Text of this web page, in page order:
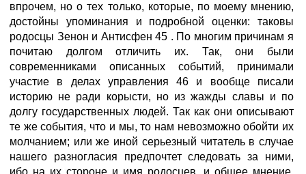
впрочем, но о тех только, которые, по моему мнению,
достойны упоминания и подробной оценки: таковы
родосцы Зенон и Антисфен 45 . По многим причинам я
почитаю долгом отличить их. Так, они были
современниками описанных событий, принимали
участие в делах управления 46 и вообще писали
историю не ради корысти, но из жажды славы и по
долгу государственных людей. Так как они описывают
те же события, что и мы, то нам невозможно обойти их
молчанием; или же иной серьезный читатель в случае
нашего разногласия предпочтет следовать за ними,
ибо на их стороне и имя родосцев, и общее мнение,